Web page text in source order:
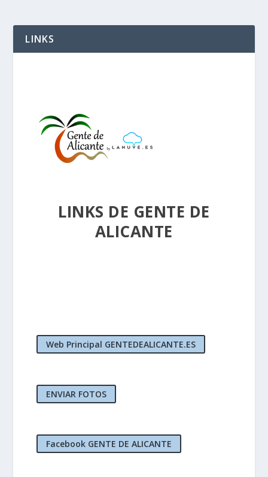
LINKS
LINKS DE GENTE DE
ALICANTE
Web Principal GENTEDEALICANTE.ES
ENVIAR FOTOS
Facebook GENTE DE ALICANTE